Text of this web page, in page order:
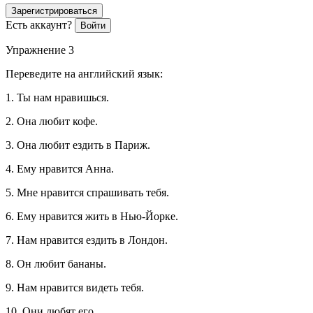
Зарегистрироваться
Есть аккаунт? Войти
Упражнение 3
Переведите на английский язык:
1. Ты нам нравишься.
2. Она любит кофе.
3. Она любит ездить в Париж.
4. Ему нравится Анна.
5. Мне нравится спрашивать тебя.
6. Ему нравится жить в Нью-Йорке.
7. Нам нравится ездить в Лондон.
8. Он любит бананы.
9. Нам нравится видеть тебя.